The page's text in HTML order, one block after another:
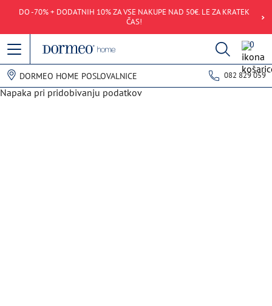
DO -70% + DODATNIH 10% ZA VSE NAKUPE NAD 50€. LE ZA KRATEK
ČAS!
0
DORMEO HOME POSLOVALNICE 082 829 059
Napaka pri pridobivanju podatkov